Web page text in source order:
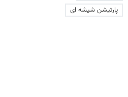
پارتیشن شیشه ای